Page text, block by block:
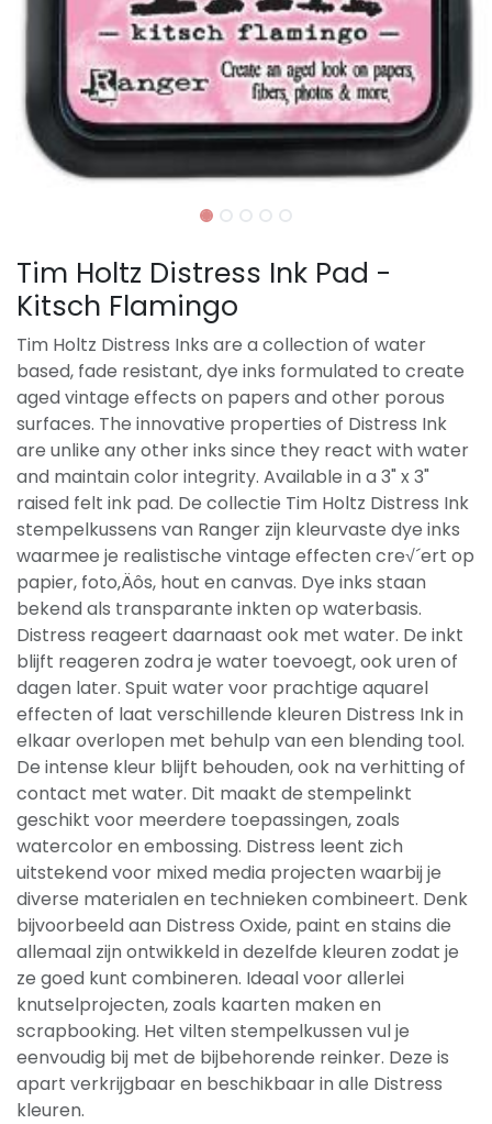
Tim Holtz Distress Ink Pad -
Kitsch Flamingo
Tim Holtz Distress Inks are a collection of water
based, fade resistant, dye inks formulated to create
aged vintage effects on papers and other porous
surfaces. The innovative properties of Distress Ink
are unlike any other inks since they react with water
and maintain color integrity. Available in a 3" x 3"
raised felt ink pad. De collectie Tim Holtz Distress Ink
stempelkussens van Ranger zijn kleurvaste dye inks
waarmee je realistische vintage effecten cre√´ert op
papier, foto‚Äôs, hout en canvas. Dye inks staan
bekend als transparante inkten op waterbasis.
Distress reageert daarnaast ook met water. De inkt
blijft reageren zodra je water toevoegt, ook uren of
dagen later. Spuit water voor prachtige aquarel
effecten of laat verschillende kleuren Distress Ink in
elkaar overlopen met behulp van een blending tool.
De intense kleur blijft behouden, ook na verhitting of
contact met water. Dit maakt de stempelinkt
geschikt voor meerdere toepassingen, zoals
watercolor en embossing. Distress leent zich
uitstekend voor mixed media projecten waarbij je
diverse materialen en technieken combineert. Denk
bijvoorbeeld aan Distress Oxide, paint en stains die
allemaal zijn ontwikkeld in dezelfde kleuren zodat je
ze goed kunt combineren. Ideaal voor allerlei
knutselprojecten, zoals kaarten maken en
scrapbooking. Het vilten stempelkussen vul je
eenvoudig bij met de bijbehorende reinker. Deze is
apart verkrijgbaar en beschikbaar in alle Distress
kleuren.